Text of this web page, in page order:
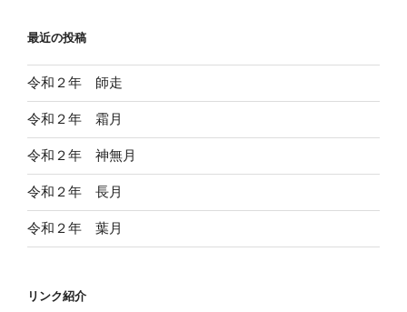
ペ
ジ
送
り
最近の投稿
令和２年 師走
令和２年 霜月
令和２年 神無月
令和２年 長月
令和２年 葉月
リンク紹介